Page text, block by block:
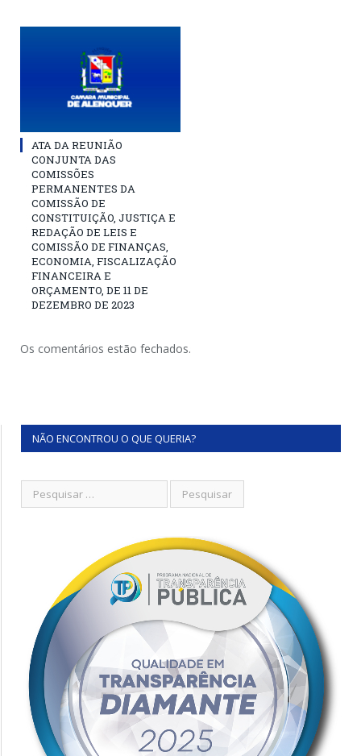
ATA DA REUNIÃO
CONJUNTA DAS
COMISSÕES
PERMANENTES DA
COMISSÃO DE
CONSTITUIÇÃO, JUSTIÇA E
REDAÇÃO DE LEIS E
COMISSÃO DE FINANÇAS,
ECONOMIA, FISCALIZAÇÃO
FINANCEIRA E
ORÇAMENTO, DE 11 DE
DEZEMBRO DE 2023
Os comentários estão fechados.
NÃO ENCONTROU O QUE QUERIA?